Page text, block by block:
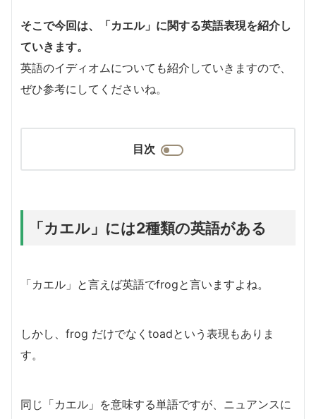
そこで今回は、「カエル」に関する英語表現を紹介し
ていきます。
英語のイディオムについても紹介していきますので、
ぜひ参考にしてくださいね。
目次
「カエル」には2種類の英語がある
「カエル」と言えば英語でfrogと言いますよね。
しかし、frog だけでなくtoadという表現もありま
す。
同じ「カエル」を意味する単語ですが、ニュアンスに